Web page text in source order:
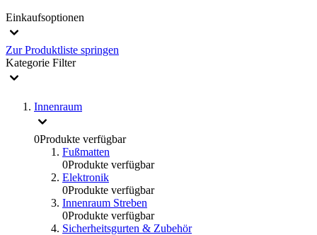
Einkaufsoptionen
Zur Produktliste springen
Kategorie Filter
Innenraum
0Produkte verfügbar
Fußmatten
0Produkte verfügbar
Elektronik
0Produkte verfügbar
Innenraum Streben
0Produkte verfügbar
Sicherheitsgurten & Zubehör